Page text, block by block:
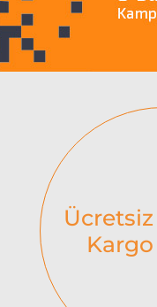
Ücretsiz
Kargo